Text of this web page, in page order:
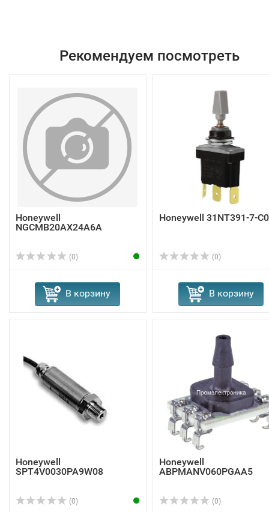
Рекомендуем посмотреть
Honeywell
NGCMB20AX24A6A
(0)
В корзину
Honeywell 31NT391-7-
(0)
В корзину
Honeywell
SPT4V0030PA9W08
(0)
Honeywell
ABPMANV060PGAA5
(0)